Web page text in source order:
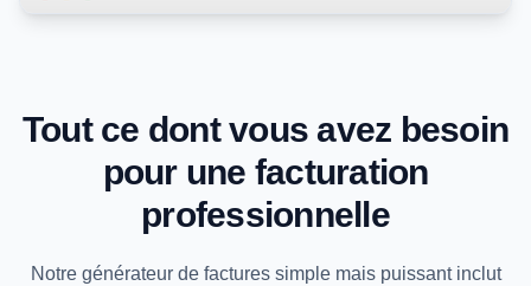
Tout ce dont vous avez besoin
pour une facturation
professionnelle
Notre générateur de factures simple mais puissant inclut